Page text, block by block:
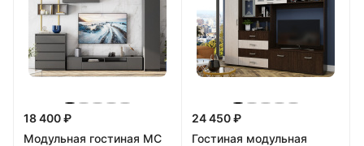
18 400 ₽
Модульная гостиная МС
24 450 ₽
Гостиная модульная